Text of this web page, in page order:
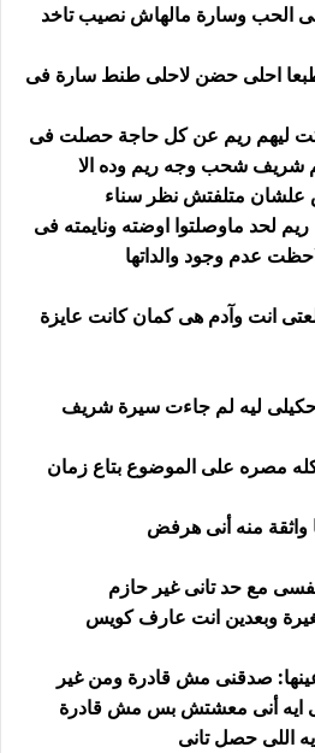
الحب وسارة مالهاش نصيب تاخد
احلى حضن لاحلى طنط سارة فى
ليهم ريم عن كل حاجة حصلت فى
شريف شحب وجه ريم وده الا
متلفتش نظر سناء
لحد ماوصلتوا اوضته ونايمته فى
عدم وجود والداتها
انت وآدم هى كمان كانت عايزة
ليه لم جاءت سيرة شريف
مصره على الموضوع بتاع زمان
واثقة منه أنى هرفض
مع حد تانى غير حازم
وبعدين انت عارف كويس
صدقنى مش قادرة ومن غير
ايه أنى معشتش بس مش قادرة
اللى حصل تانى